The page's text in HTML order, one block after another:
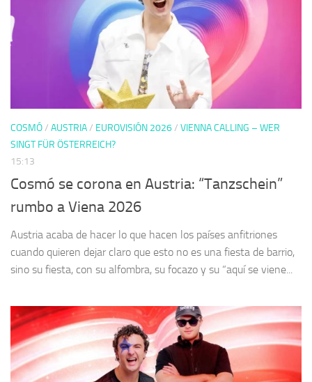
COSMÓ/ AUSTRIA/ EUROVISIÓN 2026/ VIENNA CALLING – WER
SINGT FÜR ÖSTERREICH?
15:13
Cosmó se corona en Austria: “Tanzschein”
rumbo a Viena 2026
Austria acaba de hacer lo que hacen los países anfitriones
cuando quieren dejar claro que esto no es una fiesta de barrio,
sino su fiesta, con su alfombra, su focazo y su “aquí se viene...